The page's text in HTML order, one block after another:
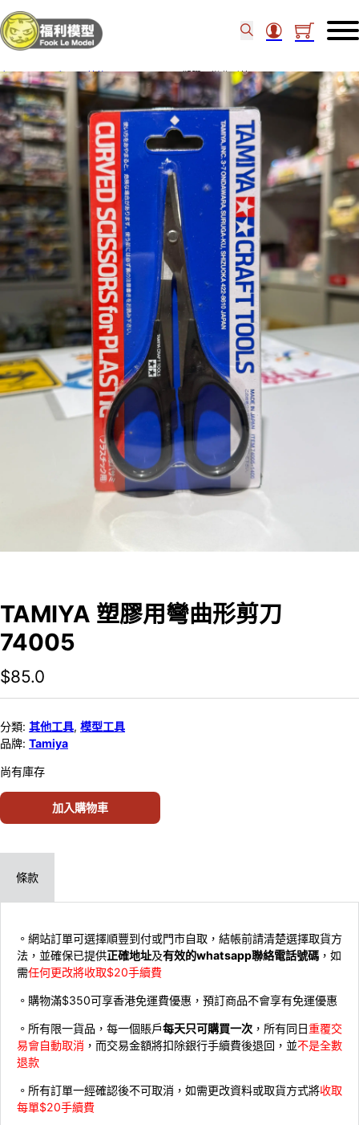
主頁 / 工具類 其他工具 / TAMIYA 塑膠用彎曲形剪刀 74005
TAMIYA 塑膠用彎曲形剪刀
74005
$85.0
分類: 其他工具, 模型工具
品牌: Tamiya
尚有庫存
加入購物車
條款
。網站訂單可選擇順豐到付或門市自取，結帳前請清楚選擇取貨方
法，並確保已提供正確地址及有效的whatsapp聯絡電話號碼 ，如
需任何更改將收取$20手續費
。購物滿$350可享香港免運費優惠，預訂商品不會享有免運優惠
。所有限一貨品，每一個賬戶每天只可購買一次 ，所有同日重覆交
易會自動取消 ，而交易金額將扣除銀行手續費後退回，並不是全數
退款
。所有訂單一經確認後不可取消，如需更改資料或取貨方式將收取
每單$20手續費